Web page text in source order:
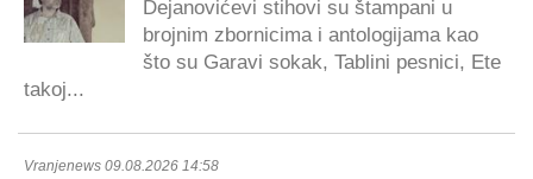
Dejanovićevi stihovi su štampani u
brojnim zbornicima i antologijama kao
što su Garavi sokak, Tablini pesnici, Ete
takoj...
Vranjenews 09.08.2026 14:58